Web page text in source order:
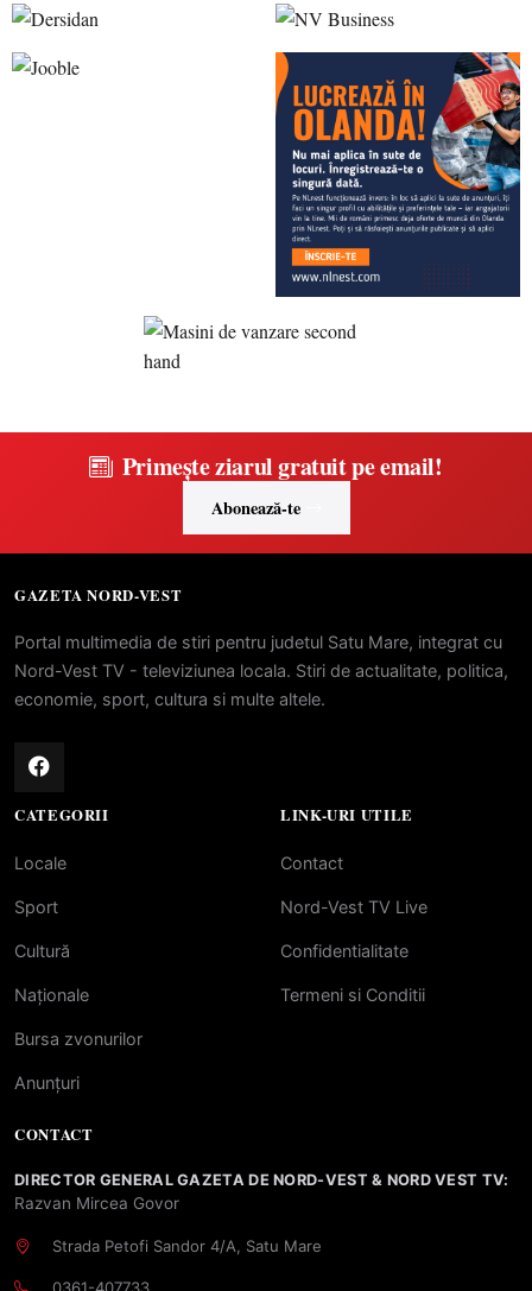
Primește ziarul gratuit pe email!
Abonează-te
GAZETA NORD-VEST
Portal multimedia de stiri pentru judetul Satu Mare, integrat cu
Nord-Vest TV - televiziunea locala. Stiri de actualitate, politica,
economie, sport, cultura si multe altele.
CATEGORII
Locale
Sport
Cultură
Naționale
Bursa zvonurilor
Anunțuri
LINK-URI UTILE
Contact
Nord-Vest TV Live
Confidentialitate
Termeni si Conditii
CONTACT
DIRECTOR GENERAL GAZETA DE NORD-VEST & NORD VEST TV:
Razvan Mircea Govor
Strada Petofi Sandor 4/A, Satu Mare